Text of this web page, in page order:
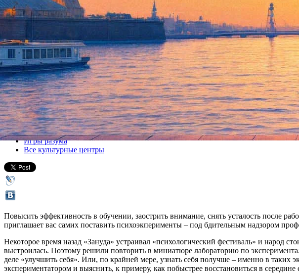
Над петербуржцами поставят
27 мая 2018, воскресенье,17.30
Версия для печати
Все лекции
Игры разума
Все культурные центры
Повысить эффективность в обучении, заострить внимание, снять усталость после
приглашает вас самих поставить психоэкперименты – под бдительным надзором
Некоторое время назад «Зануда» устраивал «психологический фестиваль» и народ
выстроилась. Поэтому решили повторить в миниатюре лабораторию по
деле «улучшить себя». Или, по крайней мере, узнать себя получше – именно в
экспериментатором и выяснить, к примеру, как побыстрее восстановиться в